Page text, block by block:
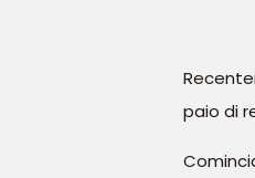
paio di